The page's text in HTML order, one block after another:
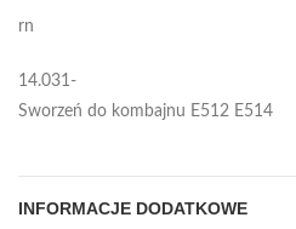
rn
14.031-
Sworzeń do kombajnu E512 E514
INFORMACJE DODATKOWE